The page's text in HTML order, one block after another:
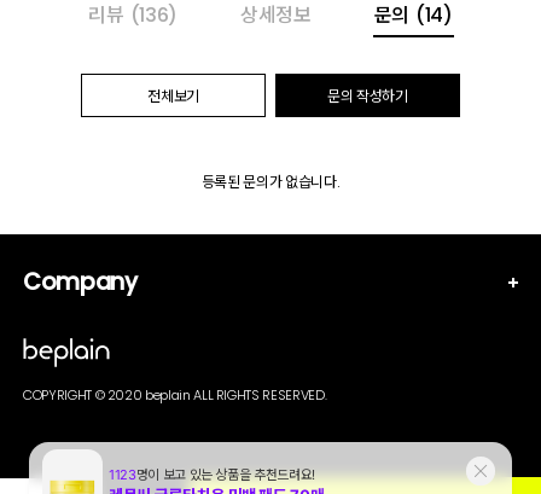
리뷰 (136) 상세정보 문의 (14)
전체보기 문의 작성하기
등록된 문의가 없습니다.
Company
COPYRIGHT © 2020 beplain ALL RIGHTS RESERVED.